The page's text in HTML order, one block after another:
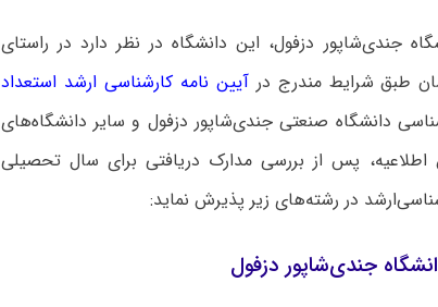
جندی‌شاپور دزفول، این دانشگاه در نظر دارد در راستای
طبق شرایط مندرج درآیین نامه کارشناسی ارشد استعداد
دانشگاه صنعتی جندی‌شاپور دزفول و سایر دانشگاه‌های
اطلاعیه، پس از بررسی مدارک دریافتی برای سال تحصیلی
جندی‌شاپور دزفول